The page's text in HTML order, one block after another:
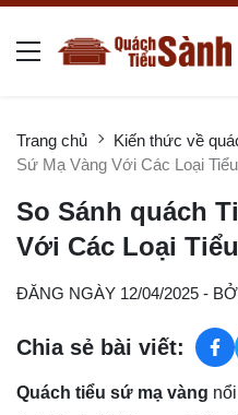
Trang chủ Kiến thức về
Sứ Mạ Vàng Với Các Loại
So Sánh quách
Với Các Loại
ĐĂNG NGÀY 12/04/2025 -
Chia sẻ bài viết:
Quách tiểu sứ mạ vàng